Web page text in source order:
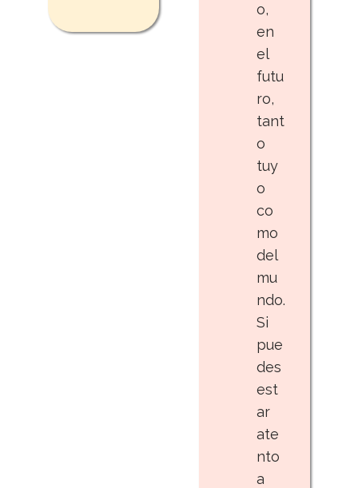
o,
en
el
futu
ro,
tant
o
tuy
o
co
mo
del
mu
ndo.
Si
pue
des
est
ar
ate
nto
a